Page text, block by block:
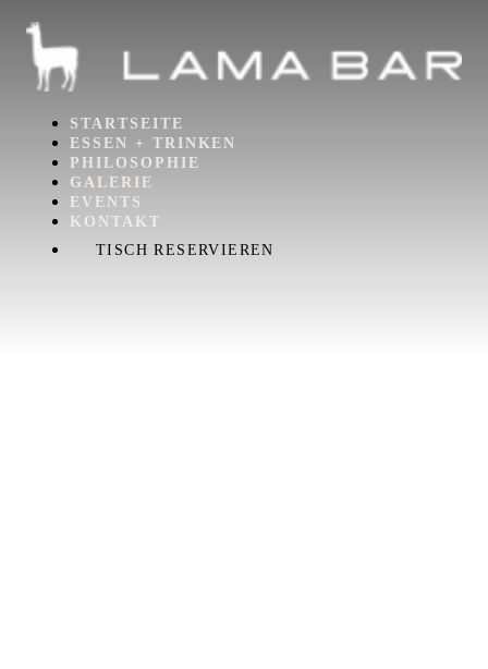
STARTSEITE
ESSEN + TRINKEN
PHILOSOPHIE
GALERIE
EVENTS
KONTAKT
TISCH RESERVIEREN